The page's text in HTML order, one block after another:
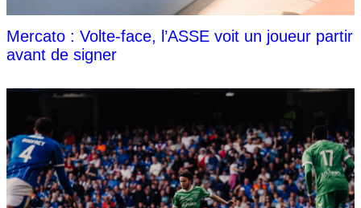
Mercato : Volte-face, l’ASSE voit un joueur partir
avant de signer